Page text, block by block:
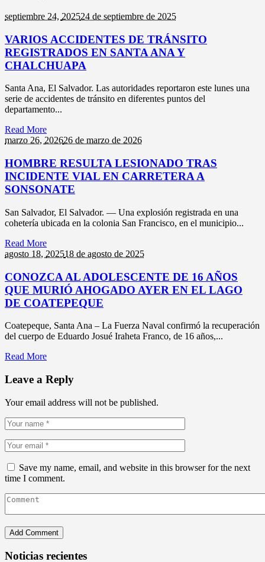
septiembre 24, 202524 de septiembre de 2025
VARIOS ACCIDENTES DE TRÁNSITO
REGISTRADOS EN SANTA ANA Y
CHALCHUAPA
Santa Ana, El Salvador. Las autoridades reportaron este lunes una
serie de accidentes de tránsito en diferentes puntos del
departamento...
Read More
marzo 26, 202626 de marzo de 2026
HOMBRE RESULTA LESIONADO TRAS
INCIDENTE VIAL EN CARRETERA A
SONSONATE
San Salvador, El Salvador. — Una explosión registrada en una
cohetería ubicada en la colonia San Francisco, en el municipio...
Read More
agosto 18, 202518 de agosto de 2025
CONOZCA AL ADOLESCENTE DE 16 AÑOS
QUE MURIÓ AHOGADO AYER EN EL LAGO
DE COATEPEQUE
Coatepeque, Santa Ana – La Fuerza Naval confirmó la recuperación
del cuerpo de Eduardo Josué Iraheta Franco, de 16 años,...
Read More
Leave a Reply
Your email address will not be published.
Save my name, email, and website in this browser for the next
time I comment.
Noticias recientes